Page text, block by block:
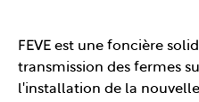
FEVE est une foncière
transmission des fermes
l'installation de la